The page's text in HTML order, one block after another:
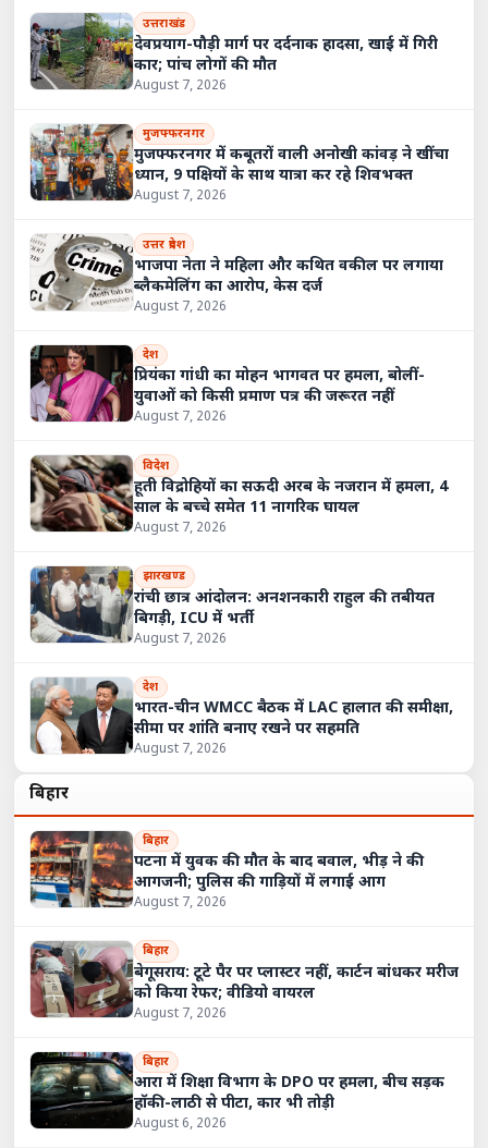
उत्तराखंड
देवप्रयाग-पौड़ी मार्ग पर दर्दनाक हादसा, खाई में गिरी
कार; पांच लोगों की मौत
August 7, 2026
मुजफ्फरनगर
मुजफ्फरनगर में कबूतरों वाली अनोखी कांवड़ ने खींचा
ध्यान, 9 पक्षियों के साथ यात्रा कर रहे शिवभक्त
August 7, 2026
उत्तर प्रदेश
भाजपा नेता ने महिला और कथित वकील पर लगाया
ब्लैकमेलिंग का आरोप, केस दर्ज
August 7, 2026
देश
प्रियंका गांधी का मोहन भागवत पर हमला, बोलीं-
युवाओं को किसी प्रमाण पत्र की जरूरत नहीं
August 7, 2026
विदेश
हूती विद्रोहियों का सऊदी अरब के नजरान में हमला, 4
साल के बच्चे समेत 11 नागरिक घायल
August 7, 2026
झारखण्ड
रांची छात्र आंदोलन: अनशनकारी राहुल की तबीयत
बिगड़ी, ICU में भर्ती
August 7, 2026
देश
भारत-चीन WMCC बैठक में LAC हालात की समीक्षा,
सीमा पर शांति बनाए रखने पर सहमति
August 7, 2026
बिहार
बिहार
पटना में युवक की मौत के बाद बवाल, भीड़ ने की
आगजनी; पुलिस की गाड़ियों में लगाई आग
August 7, 2026
बिहार
बेगूसराय: टूटे पैर पर प्लास्टर नहीं, कार्टन बांधकर मरीज
को किया रेफर; वीडियो वायरल
August 7, 2026
बिहार
आरा में शिक्षा विभाग के DPO पर हमला, बीच सड़क
हॉकी-लाठी से पीटा, कार भी तोड़ी
August 6, 2026